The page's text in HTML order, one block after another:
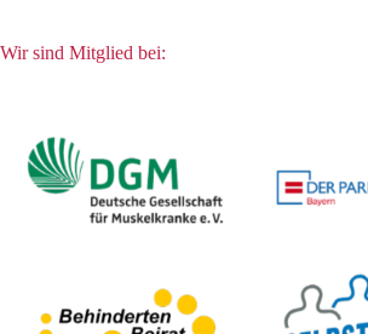
Wir sind Mitglied bei: